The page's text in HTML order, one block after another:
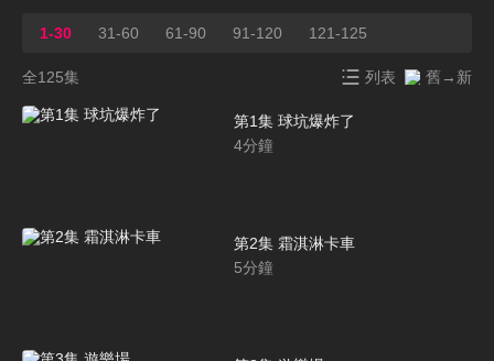
1-30 31-60 61-90 91-120 121-125
全125集 列表 舊→新
第1集 球坑爆炸了
4分鐘
第2集 霜淇淋卡車
5分鐘